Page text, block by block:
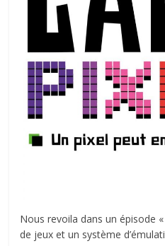
Nous revoila dans un épisode
de jeux et un système